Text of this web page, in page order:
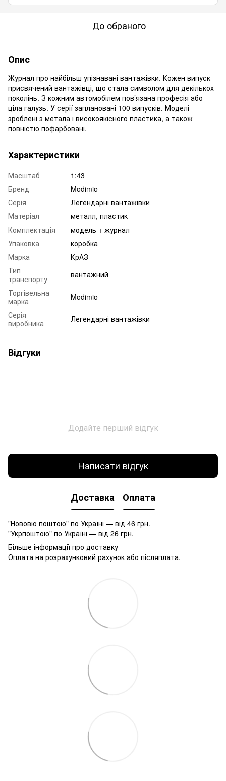
До обраного
Опис
Журнал про найбільш упізнавані вантажівки. Кожен випуск
присвячений вантажівці, що стала символом для декількох
поколінь. З кожним автомобілем пов’язана професія або
ціла галузь. У серії заплановані 100 випусків. Моделі
зроблені з метала і високоякісного пластика, а також
повністю пофарбовані.
Характеристики
Масштаб
1:43
Бренд
Modimio
Серія
Легендарні вантажівки
Матеріал
металл, пластик
Комплектація
модель + журнал
Упаковка
коробка
Марка
КрАЗ
Тип
транспорту
вантажний
Торгівельна
марка
Modimio
Серія
виробника
Легендарні вантажівки
Відгуки
Додайте перший відгук
Написати відгук
Доставка Оплата
"Нововю поштою" по Україні — від 46 грн.
"Укрпоштою" по Україні — від 26 грн.
Більше інформації про доставку
Оплата на розрахунковий рахунок або післяплата.